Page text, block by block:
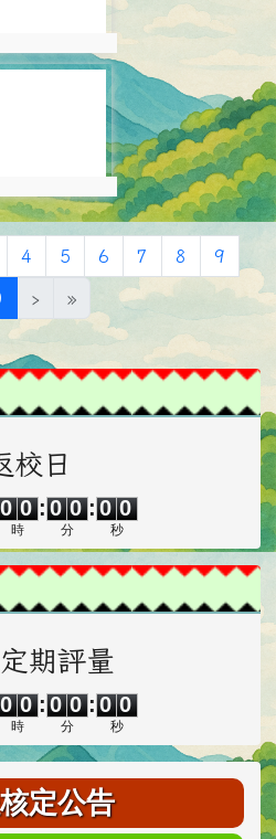
6071
4 5 6 7 8 9
(目前頁次)
› »
校日
0
0
0
0
時
:
0
0 0
分
: 0 0
秒
期評量
0
0
0
0
時
:
0
0
0
0
分
:
0
0 0
秒
定公告